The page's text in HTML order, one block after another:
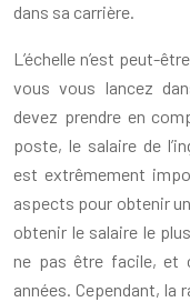
dans sa carrière.
L’échelle n’est peut-
vous vous lancez
devez prendre en
poste, le salaire de
est extrêmement
aspects pour obtenir
obtenir le salaire le
ne pas être facile, et
années. Cependant, la